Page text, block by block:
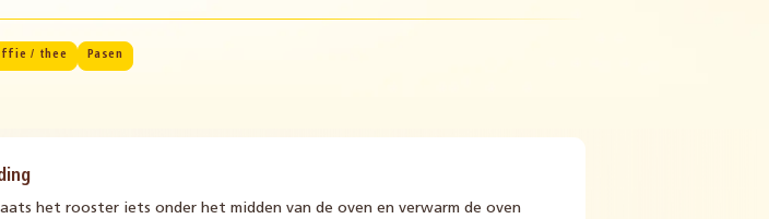
/ thee Pasen
het rooster iets onder het midden van de oven en verwarm de oven